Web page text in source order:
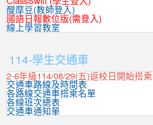
醍摩豆(教師登入)
國語日報數位版(需登入)
線上學習教室
114-學生交通車
2-6年級114/08/29(五)返校日開始搭乘
交通車路線及時間表
各路線交通車搭乘名單
各線班次總表
交通車通知單